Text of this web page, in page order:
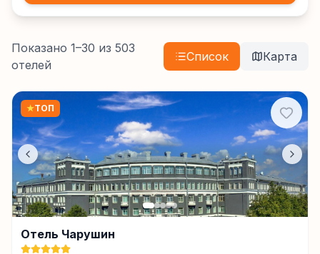
Показано 1–30 из 503
отелей
Список Карта
★ТОП
Отель Чарушин